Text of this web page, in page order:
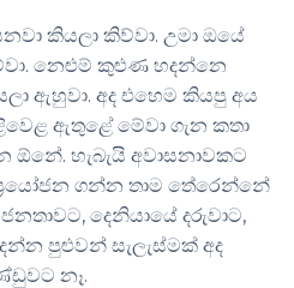
කියලා කිව්වා. උමා ඔයේ
නෙළුම් කුළුණ හදන්නෙ
ඇහුවා. අද එහෙම කියපු අය
ඇතුළේ මේවා ගැන කතා
හැබැයි අවාසනාවකට
ගන්න තාම තේරෙන්නේ
දෙනියායේ දරුවාට,
පුළුවන් සැලැස්මක් අද
නෑ.